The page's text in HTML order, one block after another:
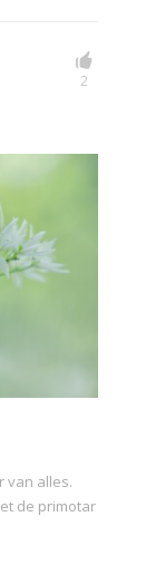
2
van alles.
de primotar